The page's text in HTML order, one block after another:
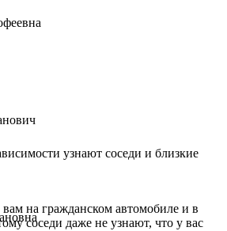
узнают соседи и близкие
на гражданском автомобиле и в
соседи даже не узнают, что у вас